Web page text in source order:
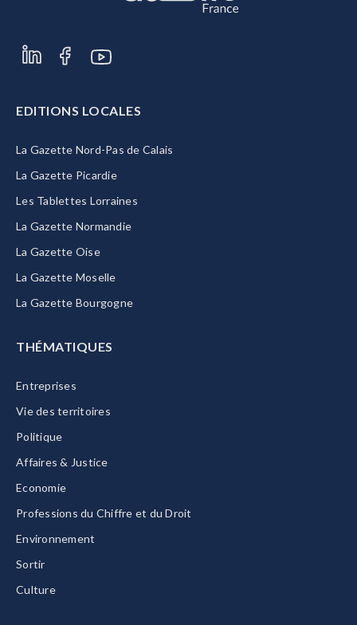
EDITIONS LOCALES
La Gazette Nord-Pas de Calais
La Gazette Picardie
Les Tablettes Lorraines
La Gazette Normandie
La Gazette Oise
La Gazette Moselle
La Gazette Bourgogne
THÉMATIQUES
Entreprises
Vie des territoires
Politique
Affaires & Justice
Economie
Professions du Chiffre et du Droit
Environnement
Sortir
Culture